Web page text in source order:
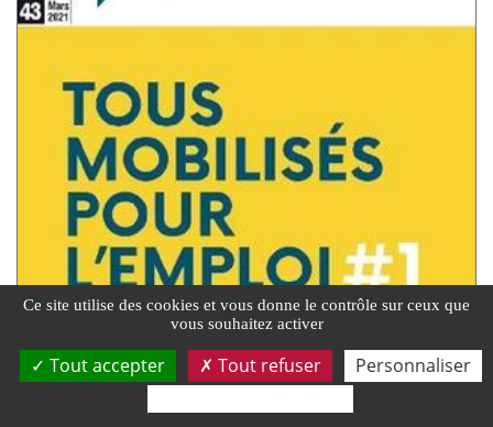
Ce site utilise des cookies et vous donne le contrôle sur ceux que
vous souhaitez activer
Tout accepter Tout refuser Personnaliser